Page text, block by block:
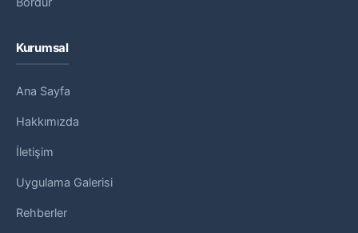
Kurumsal
Ana Sayfa
Hakkımızda
İletişim
Uygulama Galerisi
Rehberler